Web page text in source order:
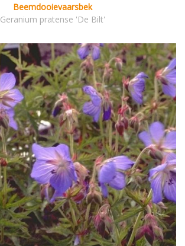
Beemdooievaarsbek
Geranium pratense 'De Bilt'